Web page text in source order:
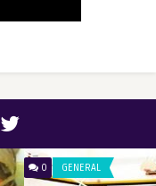
0 GENERAL